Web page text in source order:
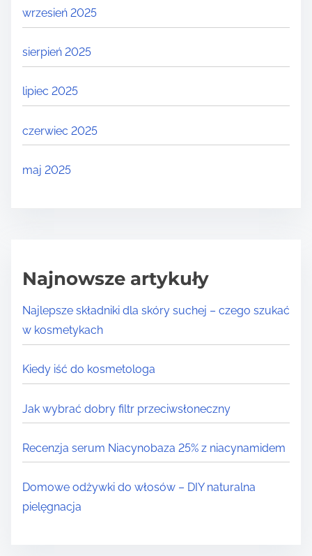
wrzesień 2025
sierpień 2025
lipiec 2025
czerwiec 2025
maj 2025
Najnowsze artykuły
Najlepsze składniki dla skóry suchej – czego szukać
w kosmetykach
Kiedy iść do kosmetologa
Jak wybrać dobry filtr przeciwsłoneczny
Recenzja serum Niacynobaza 25% z niacynamidem
Domowe odżywki do włosów – DIY naturalna
pielęgnacja